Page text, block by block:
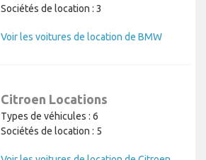
Sociétés de location : 3
Voir les voitures de location de BMW
Citroen Locations
Types de véhicules : 6
Sociétés de location : 5